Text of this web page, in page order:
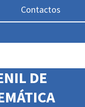
Contactos
DE LA
OLIMPIADA
DE